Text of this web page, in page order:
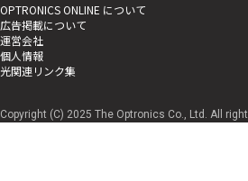
OPTRONICS ONLINE について
広告掲載について
運営会社
個人情報
光関連リンク集
Copyright (C) 2025 The Optronics Co., Ltd. All